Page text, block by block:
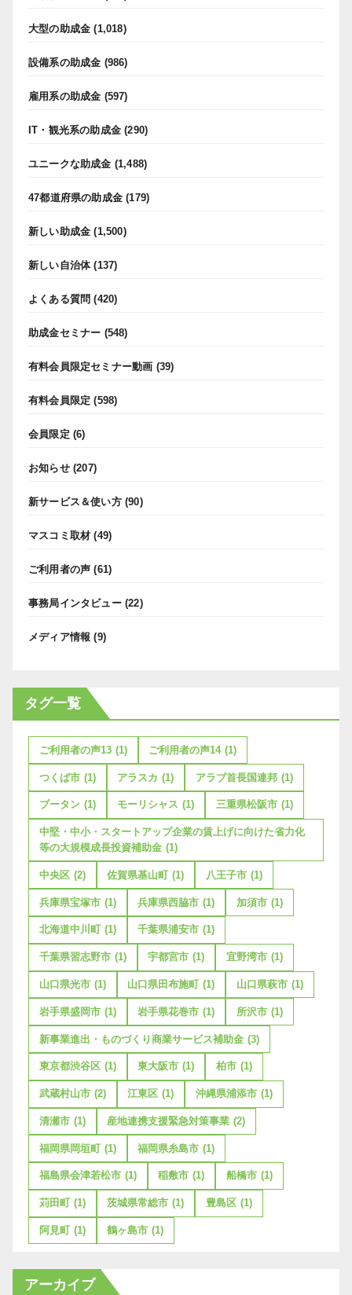
大型の助成金 (1,018)
設備系の助成金 (986)
雇用系の助成金 (597)
IT・観光系の助成金 (290)
ユニークな助成金 (1,488)
47都道府県の助成金 (179)
新しい助成金 (1,500)
新しい自治体(137)
よくある質問 (420)
助成金セミナー (548)
有料会員限定セミナー動画 (39)
有料会員限定 (598)
会員限定 (6)
お知らせ(207)
新サービス＆使い方(90)
マスコミ取材 (49)
ご利用者の声 (61)
事務局インタビュー(22)
メディア情報 (9)
タグ一覧
ご利用者の声13 (1) ご利用者の声14 (1)
つくば市 (1) アラスカ (1) アラブ首長国連邦 (1)
ブータン (1) モーリシャス (1) 三重県松阪市 (1)
中堅・中小・スタートアップ企業の賃上げに向けた省力化
等の大規模成長投資補助金 (1)
中央区 (2) 佐賀県基山町 (1) 八王子市 (1)
兵庫県宝塚市 (1) 兵庫県西脇市 (1) 加須市 (1)
北海道中川町 (1) 千葉県浦安市 (1)
千葉県習志野市 (1) 宇都宮市 (1) 宜野湾市 (1)
山口県光市 (1) 山口県田布施町 (1) 山口県萩市 (1)
岩手県盛岡市 (1) 岩手県花巻市 (1) 所沢市 (1)
新事業進出・ものづくり商業サービス補助金 (3)
東京都渋谷区 (1) 東大阪市 (1) 柏市 (1)
武蔵村山市 (2) 江東区 (1) 沖縄県浦添市 (1)
清瀬市 (1) 産地連携支援緊急対策事業 (2)
福岡県岡垣町 (1) 福岡県糸島市 (1)
福島県会津若松市 (1) 稲敷市 (1) 船橋市 (1)
苅田町 (1) 茨城県常総市 (1) 豊島区 (1)
阿見町 (1) 鶴ヶ島市 (1)
アーカイブ